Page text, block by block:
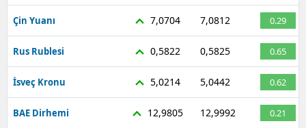
Çin Yuanı 7,0704 7,0812 0.29
Rus Rublesi 0,5822 0,5825 0.65
İsveç Kronu 5,0214 5,0442 0.62
BAE Dirhemi 12,9805 12,9992 0.21